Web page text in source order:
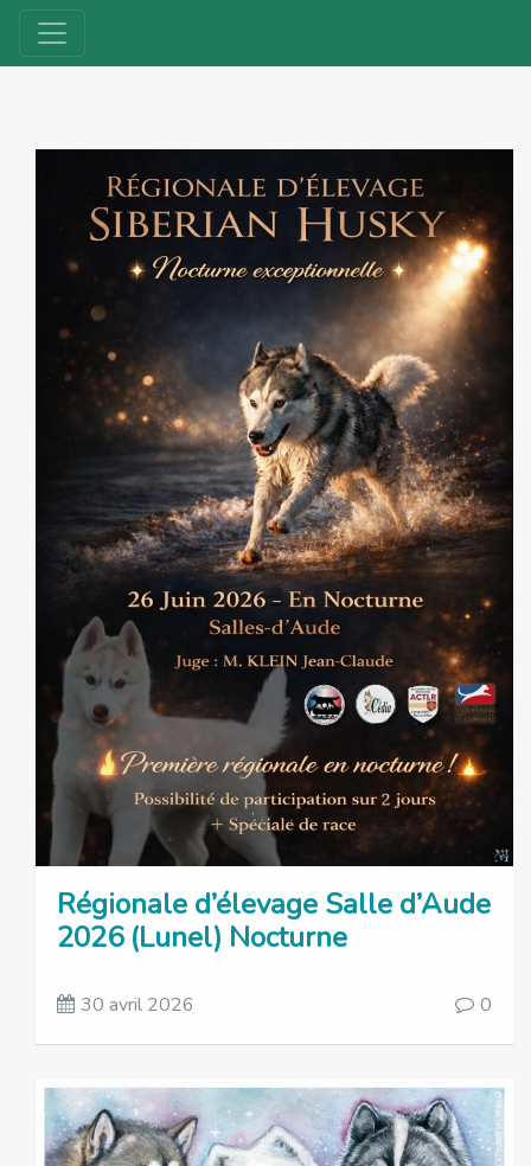
Régionale d’élevage Salle d’Aude
2026 (Lunel) Nocturne
30 avril 2026 0